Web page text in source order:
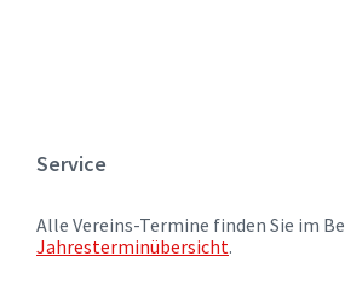
Service
Alle Vereins-Termine finden Sie im
Jahresterminübersicht.